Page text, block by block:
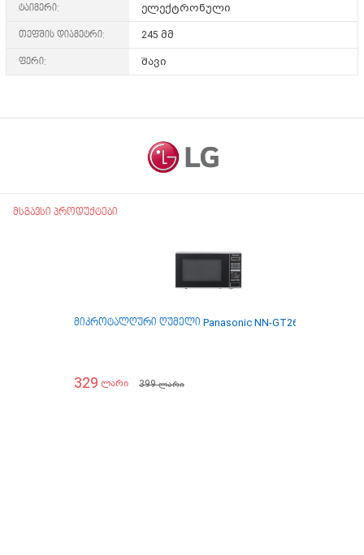
ტაიმერი: ელექტრონული
თეფშის დიამეტრი: 245 მმ
ფერი: შავი
მსგავსი პროდუქტები
მიკროტალღური ღუმელი Panasonic NN-GT264MZPE
329 ლარი 399ლარი